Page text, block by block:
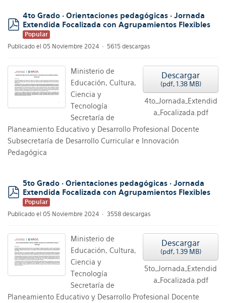
pdf
4to Grado · Orientaciones pedagógicas · Jornada
Extendida Focalizada con Agrupamientos Flexibles
Popular
Publicado el 05 Noviembre 2024
5615 descargas
Descargar
(pdf, 1.38 MB)
4to_Jornada_Extendid
a_Focalizada.pdf
Ministerio de
Educación, Cultura,
Ciencia y
Tecnología
Secretaría de
Planeamiento Educativo y Desarrollo Profesional Docente
Subsecretaría de Desarrollo Curricular e Innovación
Pedagógica
pdf
5to Grado · Orientaciones pedagógicas · Jornada
Extendida Focalizada con Agrupamientos Flexibles
Popular
Publicado el 05 Noviembre 2024
3558 descargas
Descargar
(pdf, 1.39 MB)
5to_Jornada_Extendid
a_Focalizada.pdf
Ministerio de
Educación, Cultura,
Ciencia y
Tecnología
Secretaría de
Planeamiento Educativo y Desarrollo Profesional Docente